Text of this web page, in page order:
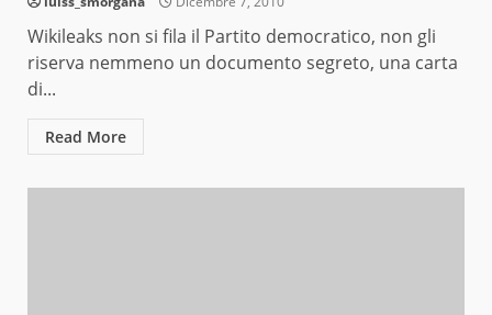
Wikileaks non si fila il Partito democratico, non gli
riserva nemmeno un documento segreto, una carta
di...
Read More